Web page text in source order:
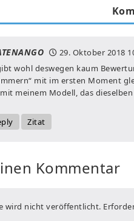
29. Oktober 2018
wohl deswegen kaum
mit im ersten Moment
meinem Modell, das
Zitat
Kommentar
wird nicht veröffentlicht.